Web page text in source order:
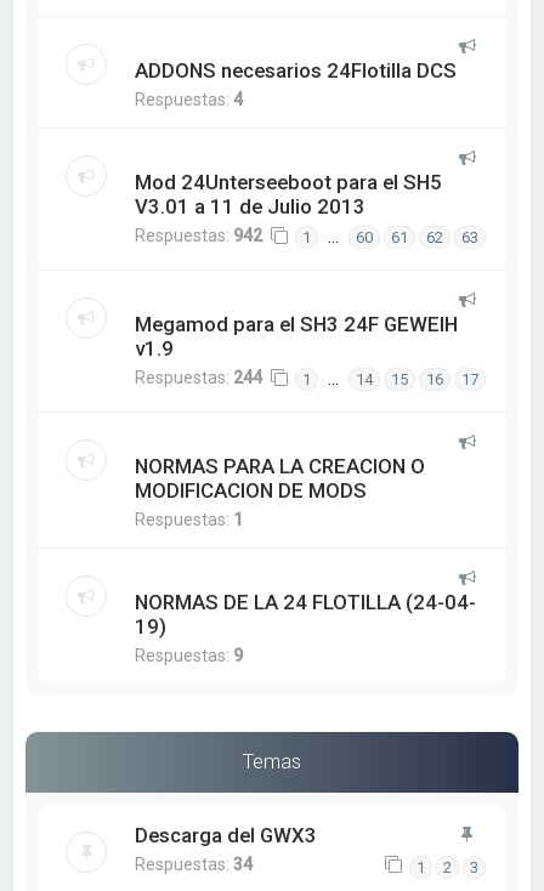
ADDONS necesarios 24Flotilla DCS
Respuestas:4
Mod 24Unterseeboot para el SH5
V3.01 a 11 de Julio 2013
Respuestas: 942 1 … 60 61 62 63
Megamod para el SH3 24F GEWEIH
v1.9
Respuestas: 244 1 … 14 15 16 17
NORMAS PARA LA CREACION O
MODIFICACION DE MODS
Respuestas: 1
NORMAS DE LA 24 FLOTILLA (24-04-
19)
Respuestas: 9
Temas
Descarga del GWX3
Respuestas:34 1 2 3